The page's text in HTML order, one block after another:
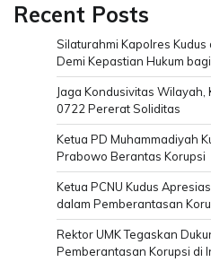
Recent Posts
Silaturahmi Kapolres
Demi Kepastian Hukum
Jaga Kondusivitas
0722 Pererat Soliditas
Ketua PD Muhammadiyah
Prabowo Berantas Korupsi
Ketua PCNU Kudus
dalam Pemberantasan
Rektor UMK Tegaskan
Pemberantasan Korupsi di